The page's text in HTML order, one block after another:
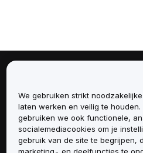
Diensten
Ondersteuning
We gebruiken strikt
laten werken en veilig te
gebruiken we ook functionele,
socialemediacookies om je
gebruik van de site te begrijpen,